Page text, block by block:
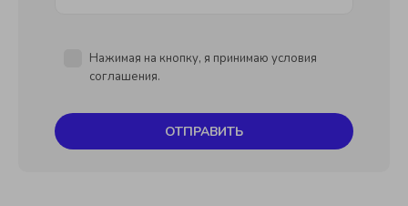
Нажимая на кнопку, я принимаю условия
соглашения.
ОТПРАВИТЬ